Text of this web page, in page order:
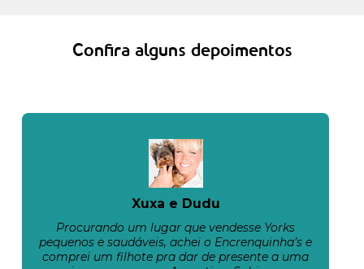
Confira alguns depoimentos
Xuxa e Dudu
Procurando um lugar que vendesse Yorks
pequenos e saudáveis, achei o Encrenquinha’s e
comprei um filhote pra dar de presente a uma